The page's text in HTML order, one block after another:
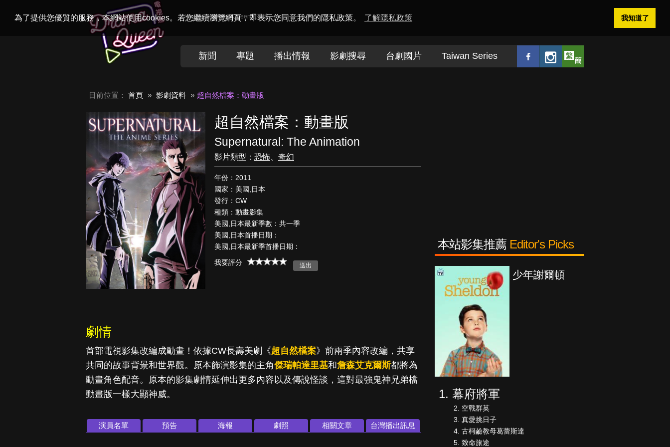
為了提供您優質的服務，本網站使用cookies。若您繼續瀏覽網頁，即表示您同意我們的隱私政策。 了解隱私政策 我知道了
Welcome toDramaQueen電視迷
新聞 專題 播出情報 影劇搜尋 台劇國片 Taiwan Series
目前位置： 首頁 影劇資料 超自然檔案：動畫版
超自然檔案：動畫版
Supernatural: The Animation
影片類型： 恐怖 奇幻
年份：2011
國家：美國,日本
發行：CW
種類：動畫影集
美國,日本最新季數：共一季
美國,日本首播日期：
美國,日本最新季首播日期：
我要評分
劇情
首部電視影集改編成動畫！依據CW長壽美劇《超自然檔案》前兩季內容改編，共享
共同的故事背景和世界觀。原本飾演影集的主角傑瑞帕達里基和詹森艾克爾斯都將為
動畫角色配音。原本的影集劇情延伸出更多內容以及傳說怪談，這對最強鬼神兄弟檔
動畫版一樣大顯神威。
演員名單 預告 海報 劇照 相關文章 台灣播出訊息
本站影集推薦 Editor's Picks
降世神通：最
後的氣宗
海上密室謀殺
少年謝爾頓 紳士追殺令
幕府將軍
空戰群英
真愛挑日子
古柯鹼教母葛蕾斯達
致命旅途